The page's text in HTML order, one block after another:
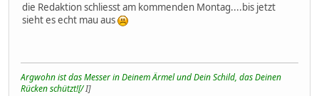
die Redaktion schliesst am kommenden Montag....bis jetzt
sieht es echt mau aus
Argwohn ist das Messer in Deinem Ärmel und Dein Schild, das Deinen
Rücken schützt![/I]